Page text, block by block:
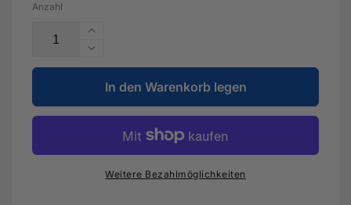
Anzahl
Erhöhe
die
Menge
für
Drehzahlfühler
-
003
856
Verringere
die
Menge
für
Drehzahlfühler
WHT
003
In den Warenkorb legen
Weitere Bezahlmöglichkeiten